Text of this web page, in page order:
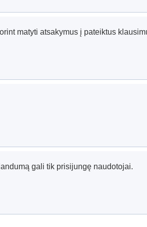
matyti atsakymus į pateiktus
gali tik prisijungę naudotojai.